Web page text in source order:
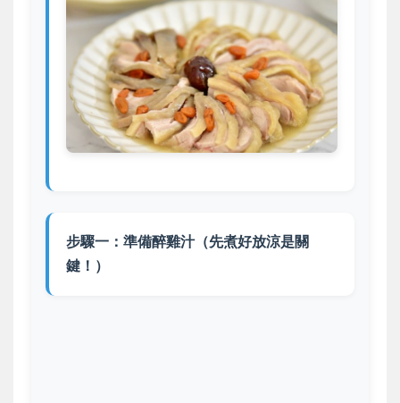
步驟一：準備醉雞汁（先煮好放涼是關
鍵！）